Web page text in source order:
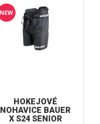
HOKEJOVÉ
NOHAVICE BAUER
X S24 SENIOR